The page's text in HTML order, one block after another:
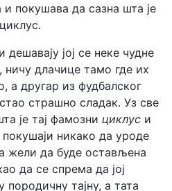
покушава да сазна шта је
дешавају јој се неке чудне
ничу длачице тамо где их
а другар из фудбалског
страшно сладак. Уз све
је тај фамозни циклус и
никако да уроде
жели да буде остављена
да се спрема да јој
породичну тајну, а тата